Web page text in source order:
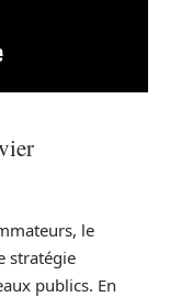
le
stratégie
publics. En